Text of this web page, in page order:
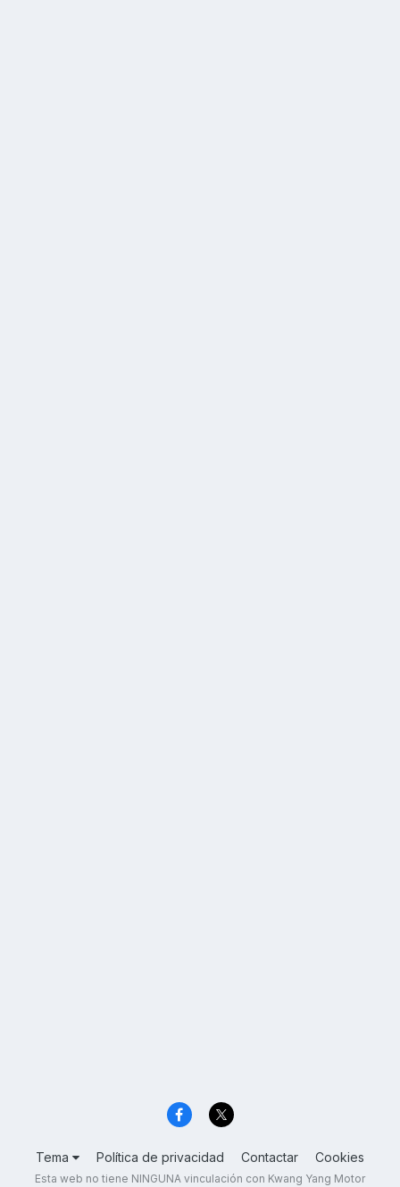
Tema Política de privacidad Contactar Cookies
Esta web no tiene NINGUNA vinculación con Kwang Yang Motor